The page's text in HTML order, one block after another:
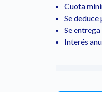
Cuota
Se
Se
Interés